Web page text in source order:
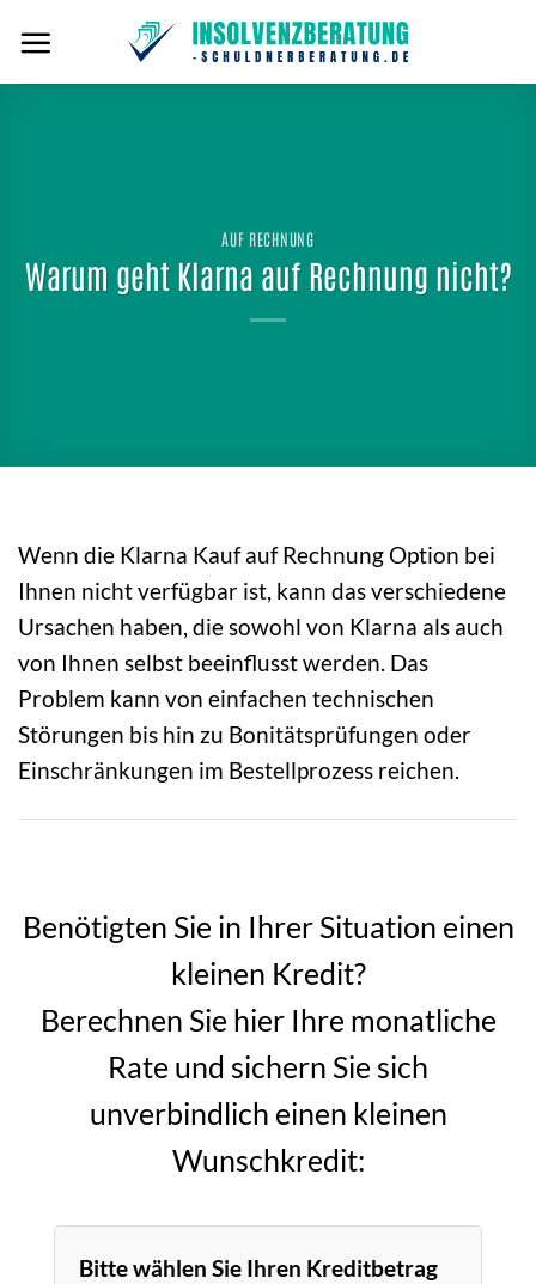
Inhalt
springen
AUF RECHNUNG
Warum geht Klarna auf Rechnung nicht?
Wenn die Klarna Kauf auf Rechnung Option bei
Ihnen nicht verfügbar ist, kann das verschiedene
Ursachen haben, die sowohl von Klarna als auch
von Ihnen selbst beeinflusst werden. Das
Problem kann von einfachen technischen
Störungen bis hin zu Bonitätsprüfungen oder
Einschränkungen im Bestellprozess reichen.
Benötigten Sie in Ihrer Situation einen
kleinen Kredit?
Berechnen Sie hier Ihre monatliche
Rate und sichern Sie sich
unverbindlich einen kleinen
Wunschkredit:
Bitte wählen Sie Ihren Kreditbetrag